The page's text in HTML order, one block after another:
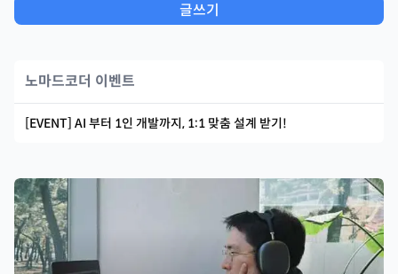
글쓰기
노마드코더 이벤트
[EVENT] AI 부터 1인 개발까지, 1:1 맞춤 설계 받기!